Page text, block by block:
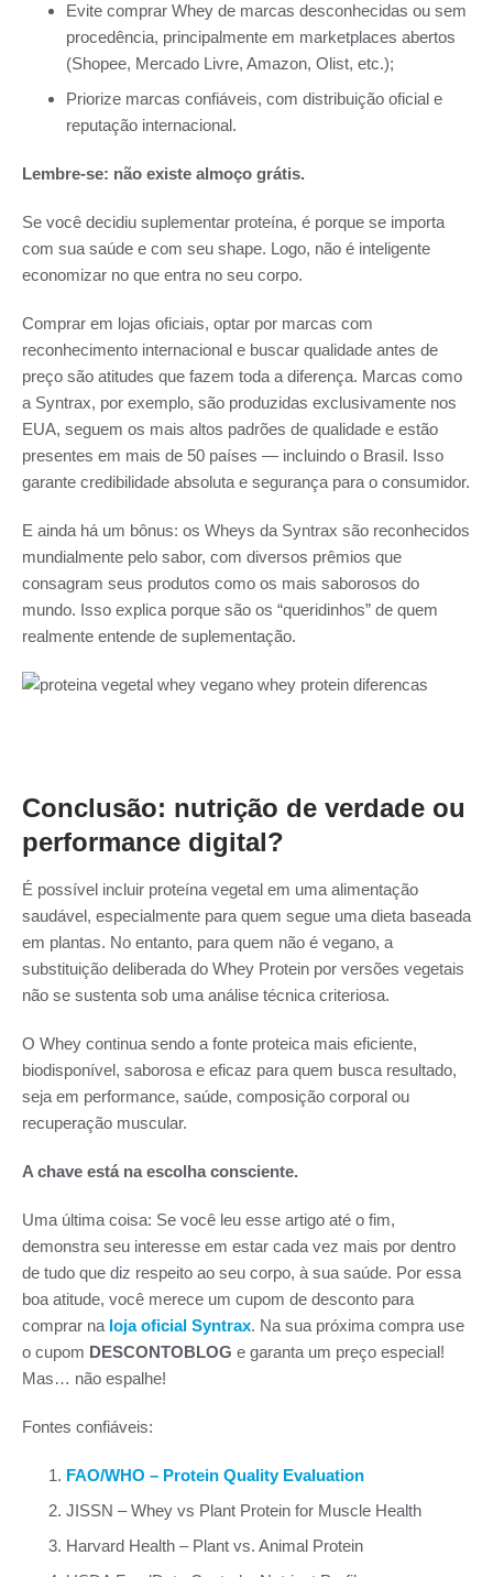
Evite comprar Whey de marcas desconhecidas ou sem
procedência, principalmente em marketplaces abertos
(Shopee, Mercado Livre, Amazon, Olist, etc.);
Priorize marcas confiáveis, com distribuição oficial e
reputação internacional.
Lembre-se: não existe almoço grátis.
Se você decidiu suplementar proteína, é porque se importa
com sua saúde e com seu shape. Logo, não é inteligente
economizar no que entra no seu corpo.
Comprar em lojas oficiais, optar por marcas com
reconhecimento internacional e buscar qualidade antes de
preço são atitudes que fazem toda a diferença. Marcas como
a Syntrax, por exemplo, são produzidas exclusivamente nos
EUA, seguem os mais altos padrões de qualidade e estão
presentes em mais de 50 países — incluindo o Brasil. Isso
garante credibilidade absoluta e segurança para o consumidor.
E ainda há um bônus: os Wheys da Syntrax são reconhecidos
mundialmente pelo sabor, com diversos prêmios que
consagram seus produtos como os mais saborosos do
mundo. Isso explica porque são os “queridinhos” de quem
realmente entende de suplementação.
Conclusão: nutrição de verdade ou
performance digital?
É possível incluir proteína vegetal em uma alimentação
saudável, especialmente para quem segue uma dieta baseada
em plantas. No entanto, para quem não é vegano, a
substituição deliberada do Whey Protein por versões vegetais
não se sustenta sob uma análise técnica criteriosa.
O Whey continua sendo a fonte proteica mais eficiente,
biodisponível, saborosa e eficaz para quem busca resultado,
seja em performance, saúde, composição corporal ou
recuperação muscular.
A chave está na escolha consciente.
Uma última coisa: Se você leu esse artigo até o fim,
demonstra seu interesse em estar cada vez mais por dentro
de tudo que diz respeito ao seu corpo, à sua saúde. Por essa
boa atitude, você merece um cupom de desconto para
comprar na loja oficial Syntrax. Na sua próxima compra use
o cupom DESCONTOBLOG e garanta um preço especial!
Mas… não espalhe!
Fontes confiáveis:
FAO/WHO – Protein Quality Evaluation
JISSN – Whey vs Plant Protein for Muscle Health
Harvard Health – Plant vs. Animal Protein